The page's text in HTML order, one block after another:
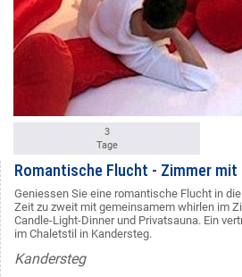
3
Tage
Romantische Flucht - Zimmer mit
Geniessen Sie eine romantische Flucht in
Zeit zu zweit mit gemeinsamem whirlen im
Candle-Light-Dinner und Privatsauna. Ein
im Chaletstil in Kandersteg.
Kandersteg